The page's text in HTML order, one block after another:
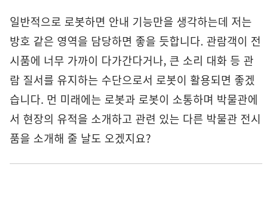
일반적으로 로봇하면 안내 기능만을 생각하는데 저는
방호 같은 영역을 담당하면 좋을 듯합니다. 관람객이 전
시품에 너무 가까이 다가간다거나, 큰 소리 대화 등 관
람 질서를 유지하는 수단으로서 로봇이 활용되면 좋겠
습니다. 먼 미래에는 로봇과 로봇이 소통하며 박물관에
서 현장의 유적을 소개하고 관련 있는 다른 박물관 전시
품을 소개해 줄 날도 오겠지요?